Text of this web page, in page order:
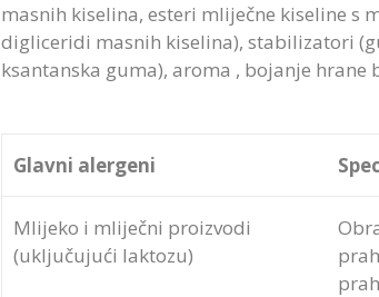
masnih kiselina, esteri mliječne kiseline s
digliceridi masnih kiselina), stabilizatori
ksantanska guma), aroma , bojanje hrane
Glavni alergeni
Mlijeko i mliječni proizvodi
(uključujući laktozu)